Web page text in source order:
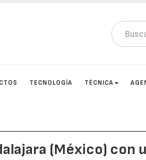
TECNOLOGÍA TÉCNICA
(México) con